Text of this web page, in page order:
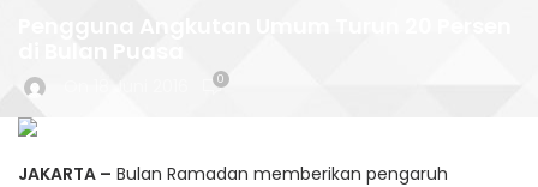
0
JAKARTA – Bulan Ramadan memberikan pengaruh